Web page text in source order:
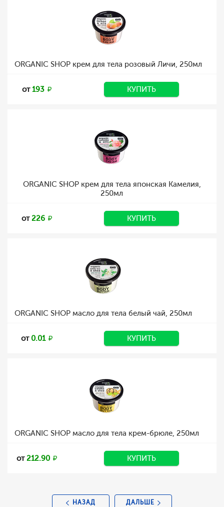
ORGANIC SHOP крем для тела розовый Личи, 250мл
от193 КУПИТЬ
ORGANIC SHOP крем для тела японская Камелия,
250мл
от226 КУПИТЬ
ORGANIC SHOP масло для тела белый чай, 250мл
от 0.01 КУПИТЬ
ORGANIC SHOP масло для тела крем-брюле, 250мл
от212.90 КУПИТЬ
НАЗАД ДАЛЬШЕ